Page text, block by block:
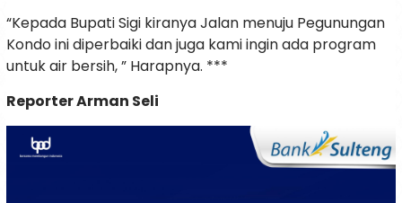
“Kepada Bupati Sigi kiranya Jalan menuju Pegunungan
Kondo ini diperbaiki dan juga kami ingin ada program
untuk air bersih, ” Harapnya. ***
Reporter Arman Seli